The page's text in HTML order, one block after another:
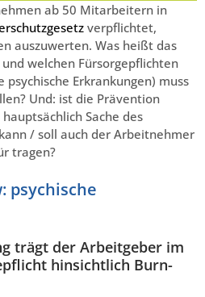
ab 50 Mitarbeitern in
verpflichtet,
auszuwerten. Was heißt das
welchen Fürsorgepflichten
Erkrankungen) muss
Und: ist die Prävention
Sache des
/ soll auch der Arbeitnehmer
tragen?
psychische
trägt der Arbeitgeber im
hinsichtlich Burn-